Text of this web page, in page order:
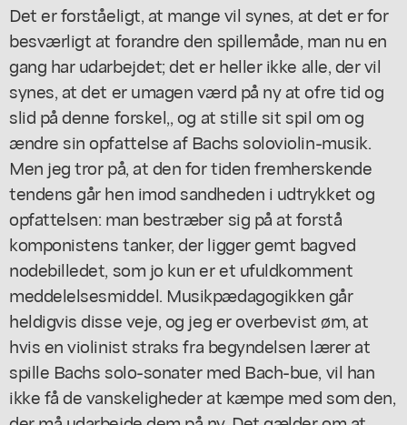
Det er forståeligt, at mange vil synes, at det er for
besværligt at forandre den spillemåde, man nu en
gang har udarbejdet; det er heller ikke alle, der vil
synes, at det er umagen værd på ny at ofre tid og
slid på denne forskel,, og at stille sit spil om og
ændre sin opfattelse af Bachs soloviolin-musik.
Men jeg tror på, at den for tiden fremherskende
tendens går hen imod sandheden i udtrykket og
opfattelsen: man bestræber sig på at forstå
komponistens tanker, der ligger gemt bagved
nodebilledet, som jo kun er et ufuldkomment
meddelelsesmiddel. Musikpædagogikken går
heldigvis disse veje, og jeg er overbevist øm, at
hvis en violinist straks fra begyndelsen lærer at
spille Bachs solo-sonater med Bach-bue, vil han
ikke få de vanskeligheder at kæmpe med som den,